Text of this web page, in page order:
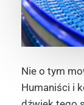
Nie o tym
Humaniści i